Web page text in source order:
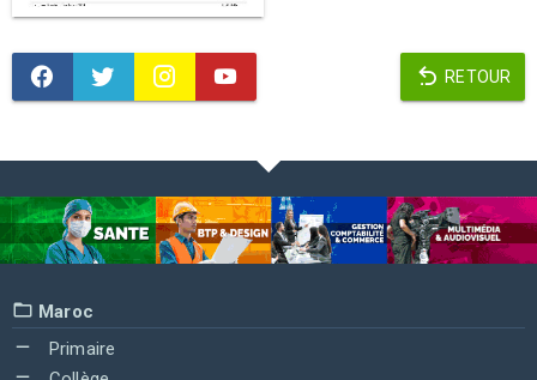
RETOUR
Maroc
Primaire